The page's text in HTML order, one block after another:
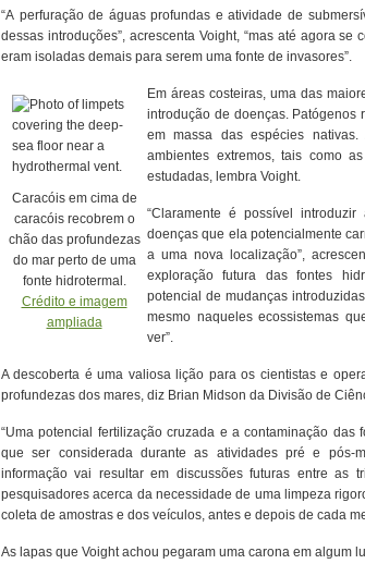
“A perfuração de águas profundas e atividade de
dessas introduções”, acrescenta Voight, “mas até agora
eram isoladas demais para serem uma fonte de invasores”.
Caracóis em cima de
caracóis recobrem o
chão das profundezas
do mar perto de uma
fonte hidrotermal.
Crédito e imagem
ampliada
Em áreas costeiras, uma das
introdução de doenças. Patógenos
em massa das espécies
ambientes extremos, tais como
estudadas, lembra Voight.
“Claramente é possível
doenças que ela potencialmente
a uma nova localização”,
exploração futura das fontes
potencial de mudanças
mesmo naqueles ecossistemas
ver”.
A descoberta é uma valiosa lição para os cientistas e
profundezas dos mares, diz Brian Midson da Divisão de
“Uma potencial fertilização cruzada e a contaminação das
que ser considerada durante as atividades pré e pós-
informação vai resultar em discussões futuras entre as
pesquisadores acerca da necessidade de uma limpeza
coleta de amostras e dos veículos, antes e depois de cada
As lapas que Voight achou pegaram uma carona em algum